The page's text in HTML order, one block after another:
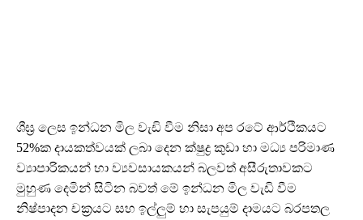
ශීඝ්‍ර ලෙස ඉන්ධන මිල වැඩි වීම නිසා අප රටේ ආර්ථිකයට
52%ක දායකත්වයක් ලබා දෙන ක්ෂුද්‍ර කුඩා හා මධ්‍ය පරිමාණ
ව්‍යාපාරිකයන් හා ව්‍යවසායකයන් බලවත් අසීරුතාවකට
මුහුණ දෙමින් සිටින බවත් මේ ඉන්ධන මිල වැඩි වීම
නිෂ්පාදන චක්‍රයට සහ ඉල්ලුම් හා සැපයුම් දාමයට බරපතල